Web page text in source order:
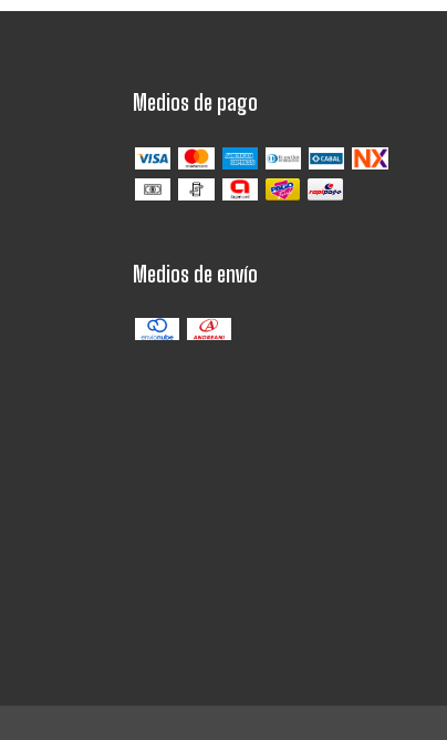
Medios de pago
Medios de envío